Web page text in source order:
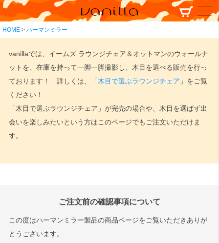
HOME ハーマンミラー
vanillaでは、イームズ ラウンジチェア＆オットマンのウォールナ
ットを、在庫を持って一脚一脚撮影し、木目を選べる販売を行っ
ております！ 詳しくは、「木目で選ぶラウンジチェア 」をご覧
ください！
「木目で選ぶラウンジチェア」が完売の場合や、木目を選ばず出
会いを楽しみたいという方はこのページでもご注文いただけま
す。
ご注文前の確認事項について
この度はハーマンミラー製品の商品ページをご覧いただきありが
とうございます。